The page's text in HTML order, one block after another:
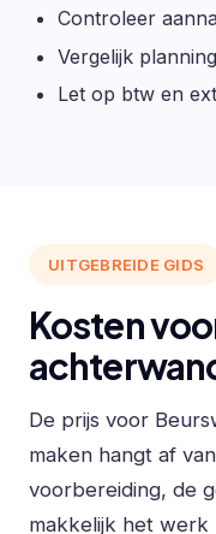
Controleer
Vergelijk planning
Let op btw en
UITGEBREIDE GIDS
Kosten
De prijs voor
maken hangt af
voorbereiding, de
makkelijk het werk